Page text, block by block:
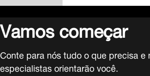
Vamos começar
Conte para nós tudo o que precisa e
especialistas orientarão você.